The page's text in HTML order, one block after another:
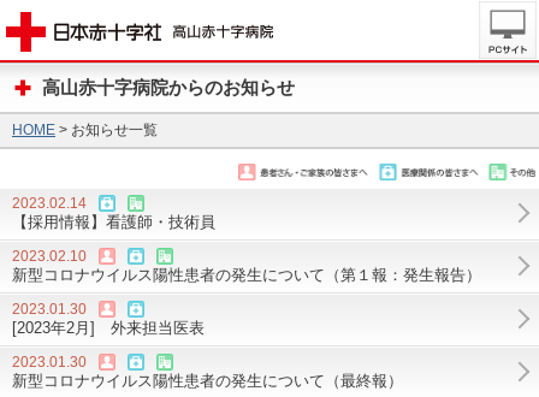
高山赤十字病院からのお知らせ
HOME > お知らせ一覧
2023.02.14
【採用情報】看護師・技術員
2023.02.10
新型コロナウイルス陽性患者の発生について（第１報：発生報告）
2023.01.30
[2023年2月] 外来担当医表
2023.01.30
新型コロナウイルス陽性患者の発生について（最終報）